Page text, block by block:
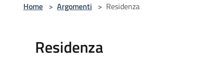
Home > Argomenti > Residenza
Residenza